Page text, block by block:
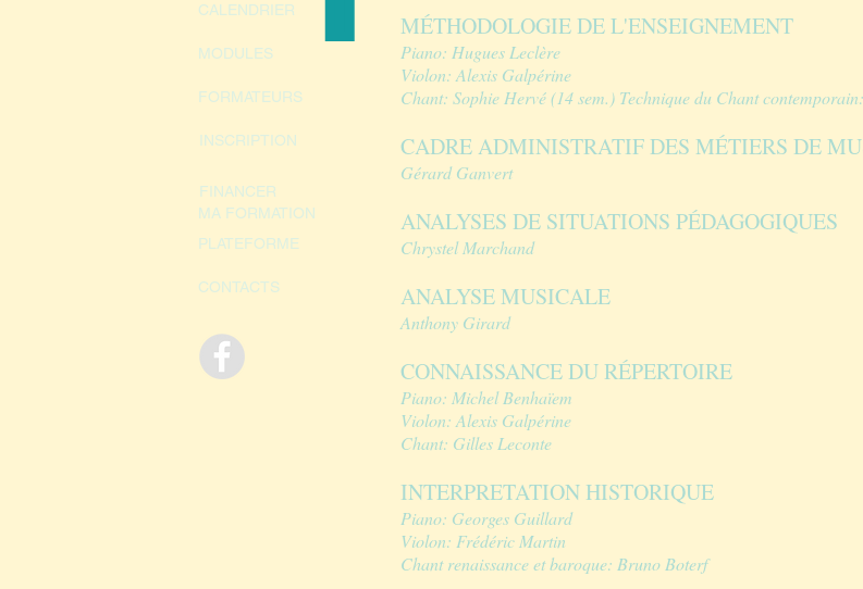
MÉTHODOLOGIE DE L'ENSEIGNEMENT
Piano: Hugues Leclère
Violon: Alexis Galpérine
Chant: Sophie Hervé (14 sem.) Technique du Chant contemporain:
CADRE ADMINISTRATIF DES MÉTIERS DE
Gérard Ganvert
ANALYSES DE SITUATIONS PÉDAGOGIQUES
Chrystel Marchand
ANALYSE MUSICALE
Anthony Girard
CONNAISSANCE DU RÉPERTOIRE
Piano: Michel Benhaïem
Violon: Alexis Galpérine
Chant: Gilles Leconte
INTERPRETATION HISTORIQUE
Piano: Georges Guillard
Violon: Frédéric Martin
Chant renaissance et baroque: Bruno Boterf
CALENDRIER
MODULES
FORMATEURS
INSCRIPTION
FINANCER
MA FORMATION
PLATEFORME
CONTACTS